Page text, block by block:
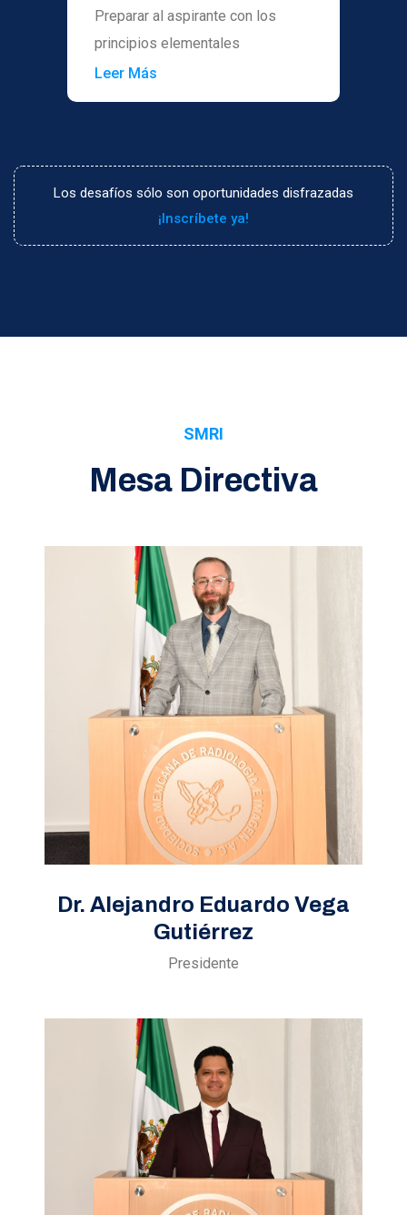
Preparar al aspirante con los
principios elementales
Leer Más
Los desafíos sólo son oportunidades disfrazadas
¡Inscríbete ya!
SMRI
Mesa Directiva
Dr. Alejandro Eduardo Vega
Gutiérrez
Presidente